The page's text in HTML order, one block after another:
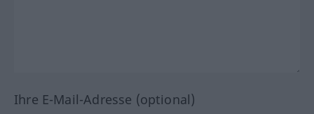
Ihre E-Mail-Adresse (optional)